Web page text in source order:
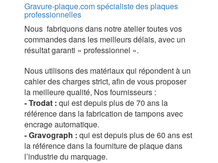
Gravure-plaque.com spécialiste des plaques
professionnelles
Nous fabriquons dans notre atelier toutes vos
commandes dans les meilleurs délais, avec un
résultat garanti « professionnel ».
Nous utilisons des matériaux qui répondent à un
cahier des charges strict, afin de vous proposer
la meilleure qualité, Nos fournisseurs :
- Trodat : qui est depuis plus de 70 ans la
référence dans la fabrication de tampons avec
encrage automatique.
- Gravograph : qui est depuis plus de 60 ans est
la référence dans la fourniture de plaque dans
l’industrie du marquage.